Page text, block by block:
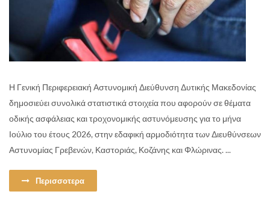
Η Γενική Περιφερειακή Αστυνομική Διεύθυνση Δυτικής Μακεδονίας
δημοσιεύει συνολικά στατιστικά στοιχεία που αφορούν σε θέματα
οδικής ασφάλειας και τροχονομικής αστυνόμευσης για το μήνα
Ιούλιο του έτους 2026, στην εδαφική αρμοδιότητα των Διευθύνσεων
Αστυνομίας Γρεβενών, Καστοριάς, Κοζάνης και Φλώρινας. ...
Περισσοτερα